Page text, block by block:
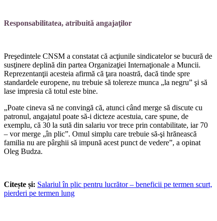
Responsabilitatea, atribuită angajaţilor
Preşedintele CNSM a consta­tat că acţiunile sindicatelor se bucură de
susţinere deplină din partea Organizaţiei Internaţiona­le a Muncii.
Reprezentanţii aces­teia afirmă că ţara noastră, dacă tinde spre
standardele europene, nu trebuie să tolereze munca „la negru” şi să
lase impresia că totul este bine.
„Poate cineva să ne convingă că, atunci când merge să discute cu
patronul, angajatul poate să-i dicteze acestuia, care spune, de
exemplu, că 30 la sută din salariu vor trece prin contabilitate, iar 70
– vor merge „în plic”. Omul sim­plu care trebuie să-şi hrănească
familia nu are pârghii să impună acest punct de vedere”, a opinat
Oleg Budza.
Citește și: Salariul în plic pentru lucrător – beneficii pe termen scurt,
pierderi pe termen lung